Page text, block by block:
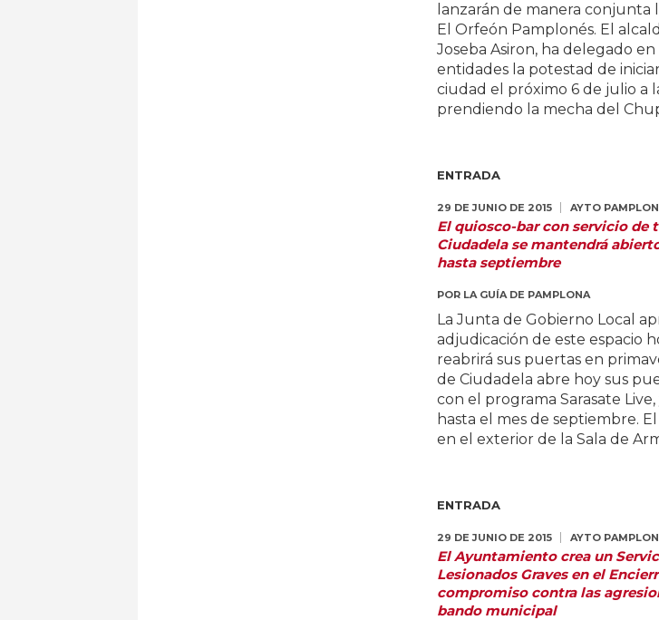
lanzarán de manera conjunta
El Orfeón Pamplonés. El
Joseba Asiron, ha delegado en
entidades la potestad de
ciudad el próximo 6 de julio a
prendiendo la mecha del
ENTRADA
29 DE JUNIO DE 2015 AYTO
El quiosco-bar con servicio de
Ciudadela se mantendrá
hasta septiembre
POR LA GUÍA DE PAMPLONA
La Junta de Gobierno Local
adjudicación de este espacio
reabrirá sus puertas en
de Ciudadela abre hoy sus
con el programa Sarasate
hasta el mes de septiembre.
en el exterior de la Sala de
ENTRADA
29 DE JUNIO DE 2015 AYTO
El Ayuntamiento crea un
Lesionados Graves en el
compromiso contra las
bando municipal